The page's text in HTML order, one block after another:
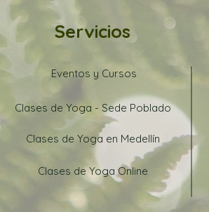
Servicios
Eventos y Cursos
Clases de Yoga - Sede Poblado
Clases de Yoga en Medellín
Clases de Yoga Online